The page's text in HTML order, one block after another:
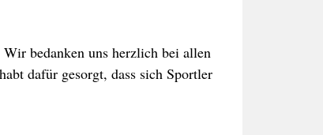
bedanken uns herzlich bei allen
dafür gesorgt, dass sich Sportler